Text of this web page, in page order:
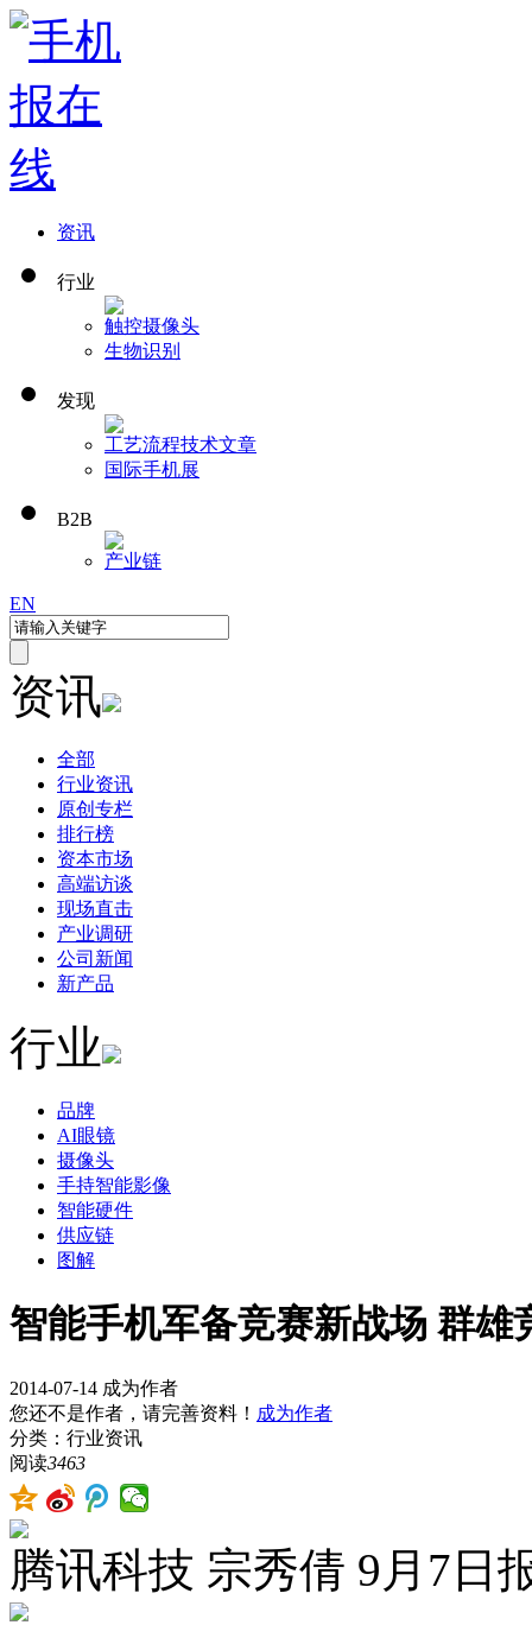
资讯
行业
触控摄像头
生物识别
发现
工艺流程技术文章
国际手机展
B2B
产业链
EN
资讯
全部
行业资讯
原创专栏
排行榜
资本市场
高端访谈
现场直击
产业调研
公司新闻
新产品
行业
品牌
AI眼镜
摄像头
手持智能影像
智能硬件
供应链
图解
智能手机军备竞赛新战场 群雄
2014-07-14 成为作者
您还不是作者，请完善资料！ 成为作者
分类：行业资讯
阅读3463
腾讯科技 宗秀倩 9月7日